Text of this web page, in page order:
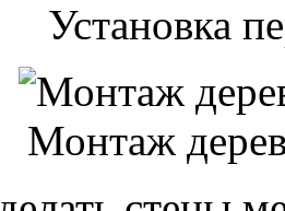
Установка
Монтаж